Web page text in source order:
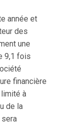
année et
des
une
9,1 fois
financière
à
de la